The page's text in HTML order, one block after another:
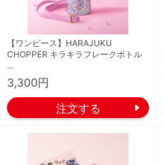
【ワンピース】HARAJUKU
CHOPPER キラキラフレークボトル
…
3,300円